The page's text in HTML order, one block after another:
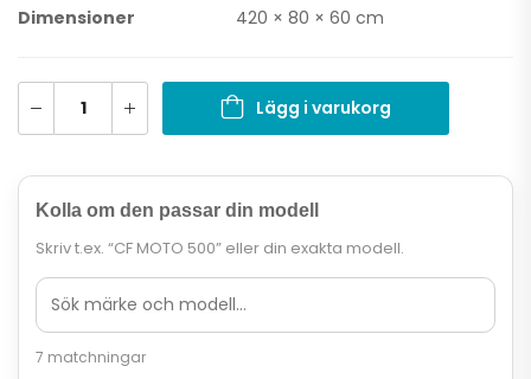
Dimensioner 420 × 80 × 60 cm
Lägg i varukorg
Kolla om den passar din modell
Skriv t.ex. “CF MOTO 500” eller din exakta modell.
7 matchningar